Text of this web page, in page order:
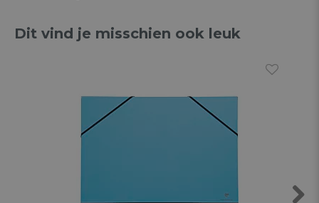
Dit vind je misschien ook leuk